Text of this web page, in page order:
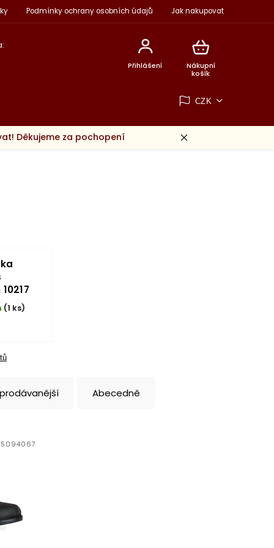
Podmínky ochrany osobních údajů Jak nakupovat
Nákupní
košík
Přihlášení
CZK
Děkujeme za pochopení
(1 ks)
Abecedně